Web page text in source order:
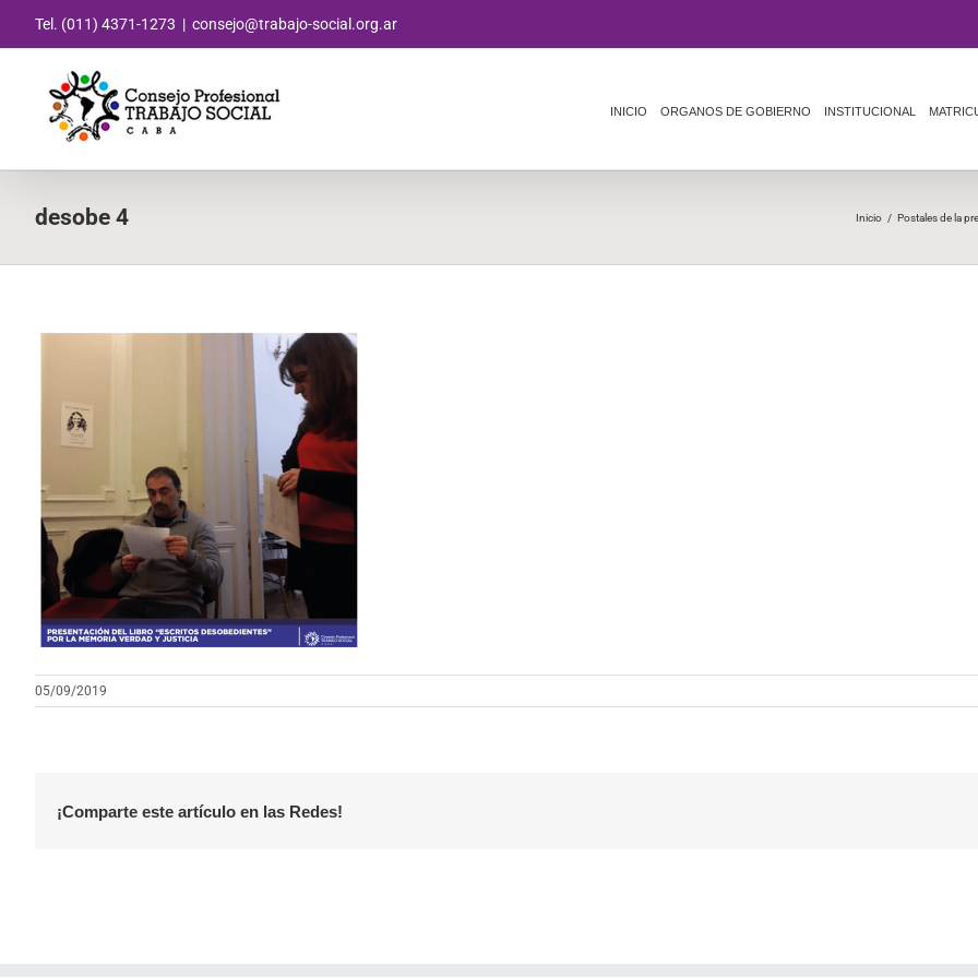
Tel. (011) 4371-1273 | consejo@trabajo-social.org.ar
INICIO ORGANOS DE GOBIERNO INSTITUCIONAL
desobe 4 Inicio / Postales de la
05/09/2019
¡Comparte este artículo en las Redes!